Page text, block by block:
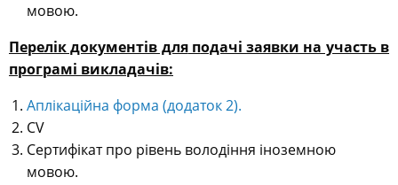
мовою.
Перелік документів дляподачі заявки на участь в
програмі викладачів:
Аплікаційна форма (додаток 2).
СV
Сертифікат про рівень володіння іноземною
мовою.